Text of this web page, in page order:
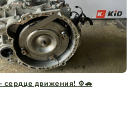
сердце движения! ⚙️🚗